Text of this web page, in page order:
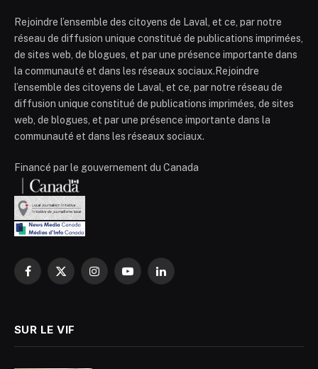
Rejoindre l’ensemble des citoyens de Laval, et ce, par notre
réseau de diffusion unique constitué de publications imprimées,
de sites web, de blogues, et par une présence importante dans
la communauté et dans les réseaux sociaux.Rejoindre
l’ensemble des citoyens de Laval, et ce, par notre réseau de
diffusion unique constitué de publications imprimées, de sites
web, de blogues, et par une présence importante dans la
communauté et dans les réseaux sociaux.
Financé par le gouvernement du Canada
Facebook
X
InstagramYouTubeLinkedIn
SUR LE VIF